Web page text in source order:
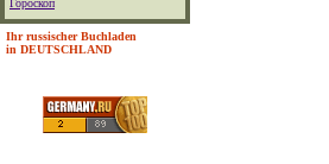
Гороскоп
Ihr russischer Buchladen
in DEUTSCHLAND